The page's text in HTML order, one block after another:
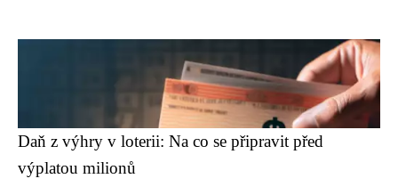
Daň z výhry v loterii: Na co se připravit před
výplatou milionů